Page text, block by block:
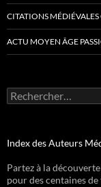
CITATIONS
ACTU MOYEN ÂGE
Rechercher :
Index des Auteurs
Partez à la
pour des centaines